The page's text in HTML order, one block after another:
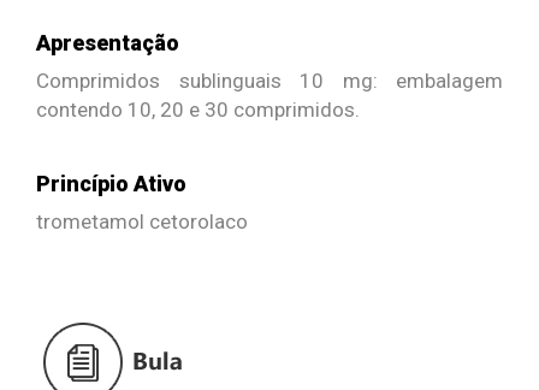
Apresentação
Comprimidos sublinguais 10 mg: embalagem
contendo 10, 20 e 30 comprimidos.
Princípio Ativo
trometamol cetorolaco